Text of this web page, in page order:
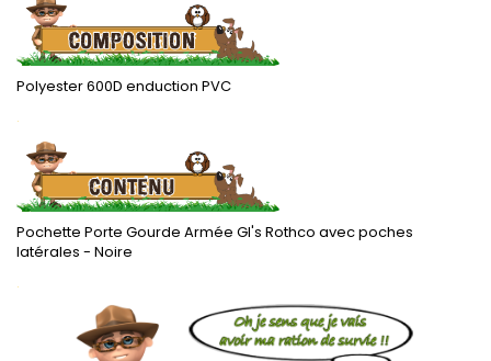
Polyester 600D enduction PVC
.
Pochette Porte Gourde Armée GI's Rothco avec poches
latérales - Noire
.